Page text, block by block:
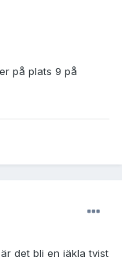
på plats 9 på
det bli en jäkla tvist